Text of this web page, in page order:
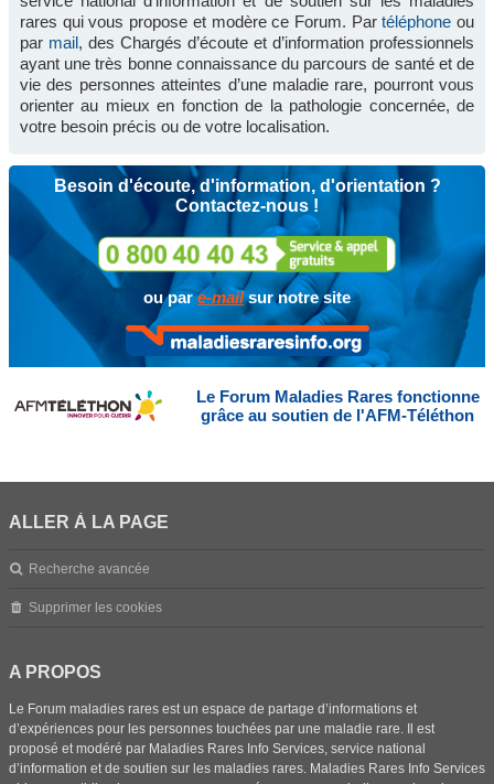
rares qui vous propose et modère ce Forum. Partéléphone ou
par mail, des Chargés d’écoute et d’information professionnels
ayant une très bonne connaissance du parcours de santé et de
vie des personnes atteintes d’une maladie rare, pourront vous
orienter au mieux en fonction de la pathologie concernée, de
votre besoin précis ou de votre localisation.
Besoin d'écoute, d'information, d'orientation ?
Contactez-nous !
ou pare-mailsur notre site
Le Forum Maladies Rares fonctionne
grâce au soutien de l'AFM-Téléthon
ALLER À LA PAGE
Recherche avancée
Supprimer les cookies
A PROPOS
Le Forum maladies rares est un espace de partage d’informations et
d’expériences pour les personnes touchées par une maladie rare. Il est
proposé et modéré par Maladies Rares Info Services, service national
d’information et de soutien sur les maladies rares. Maladies Rares Info Services